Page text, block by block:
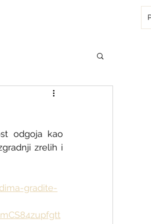
odgoja kao
zrelih i
gradite-